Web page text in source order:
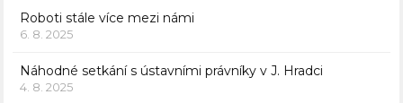
Roboti stále více mezi námi
6. 8. 2025
Náhodné setkání s ústavními právníky v J. Hradci
4. 8. 2025